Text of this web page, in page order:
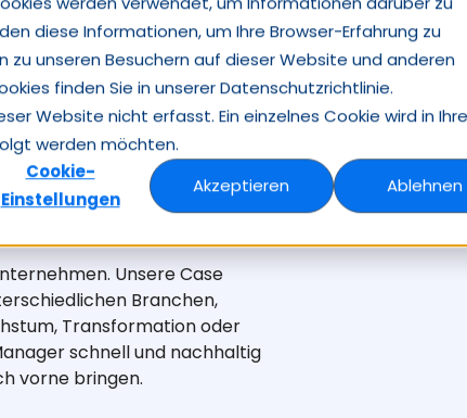
diese Informationen, um Ihre Browser-Erfahrung zu
zu unseren Besuchern auf dieser Website und anderen
finden Sie in unserer Datenschutzrichtlinie.
Website nicht erfasst. Ein einzelnes Cookie wird in
werden möchten.
Cookie-
Einstellungen
Akzeptieren Ablehnen
Case Studies Über Heuse Interim Studien Kontakt
Unsere Case
Branchen,
Transformation oder
schnell und nachhaltig
vorne bringen.